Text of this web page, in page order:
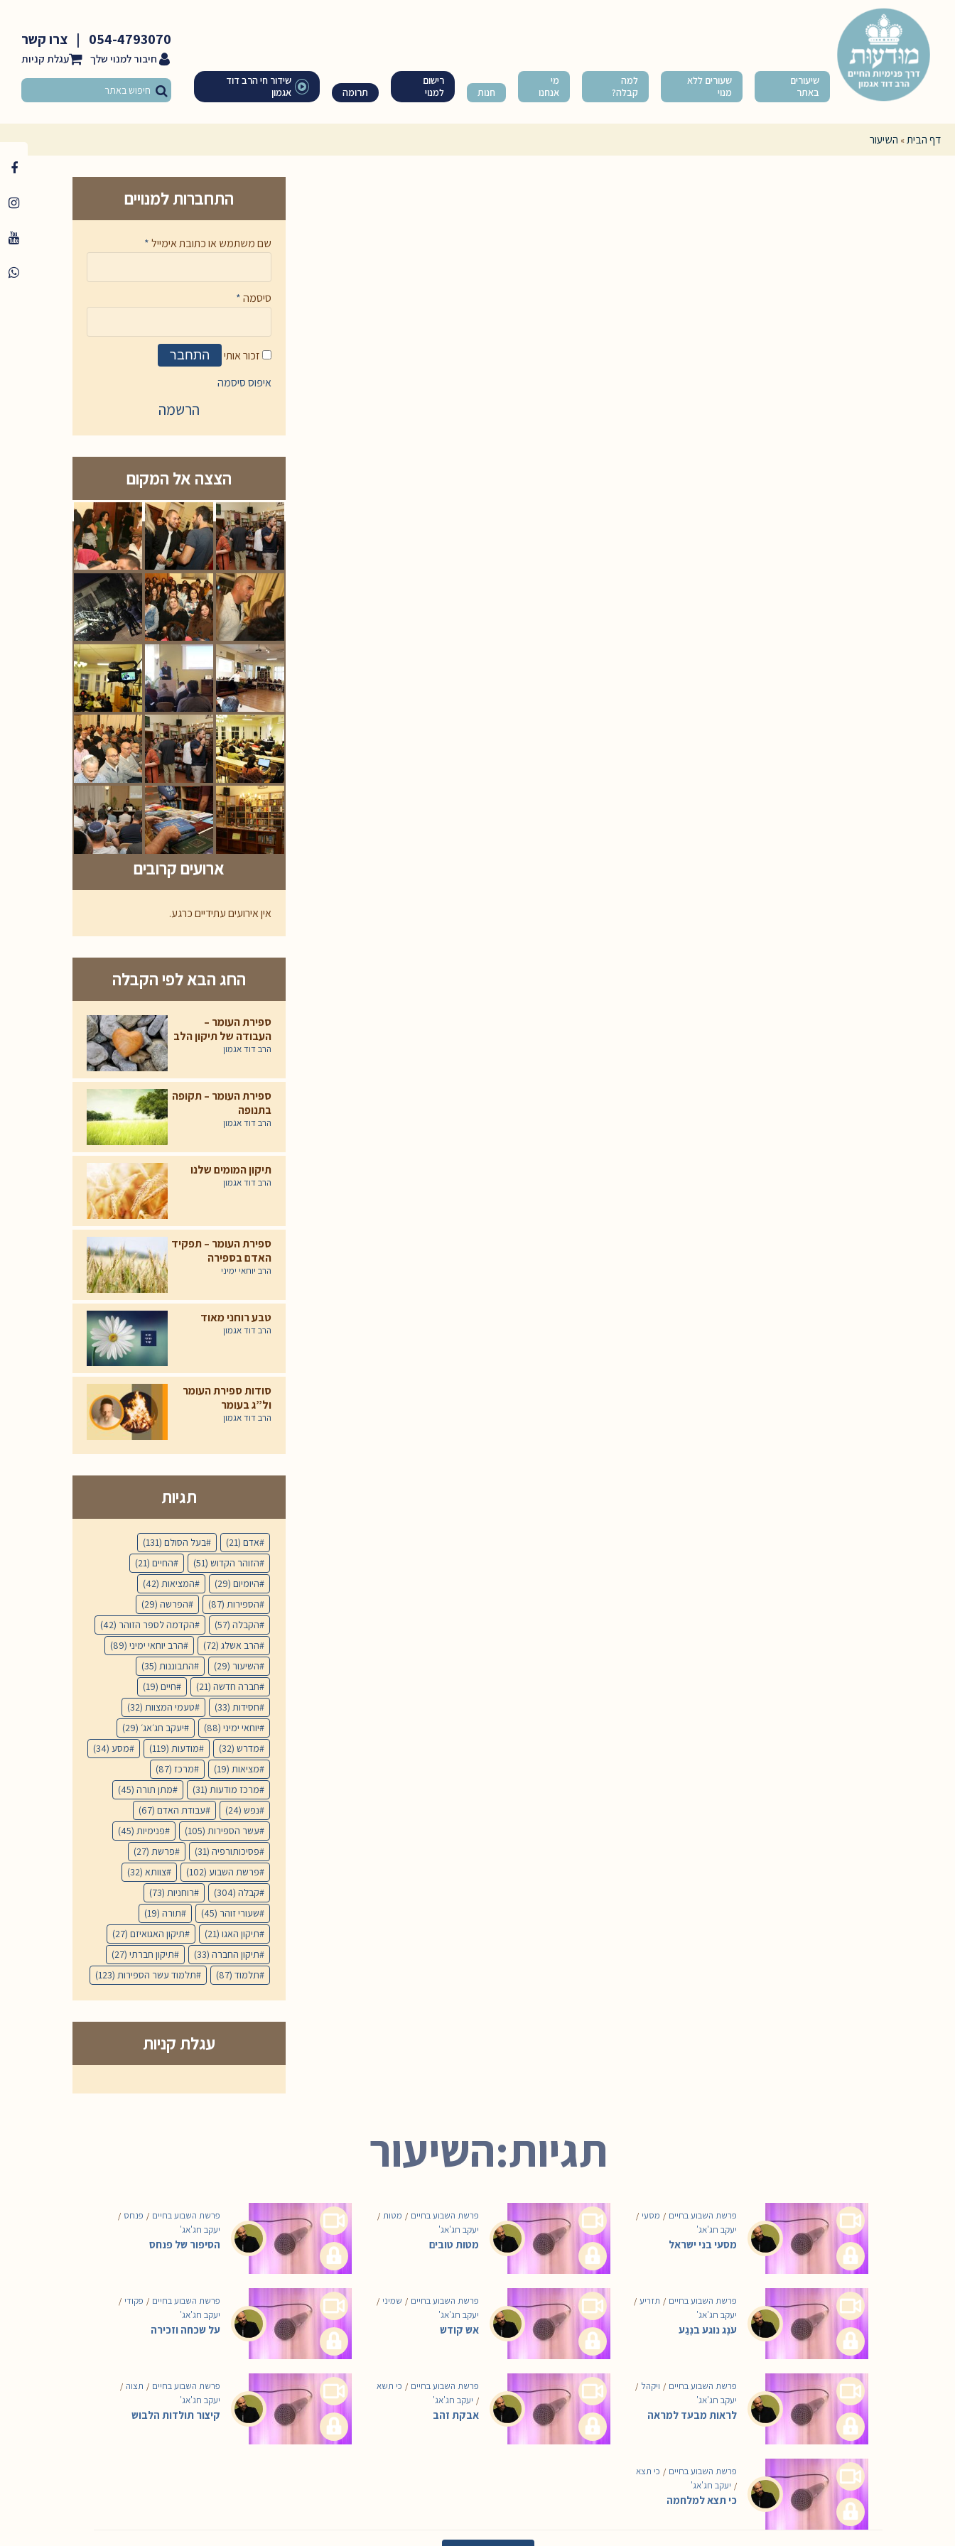
שיעורים
באתר
שעורים ללא
מנוי
למה
קבלה?
מי
אנחנו
חנות
רישום
למנוי
תרומה
שידור חי הרב דוד
אגמון
054-4793070
| צרו קשר
חיבור למנוי שלך
דף הבית» השיעור
התחברות למנויים
שם משתמש או כתובת אימייל*
סיסמה*
זכור אותי התחבר
איפוס סיסמה
הרשמה
הצצה אל המקום
ארועים קרובים
אין אירועים עתידיים כרגע.
החג הבא לפי הקבלה
ספירת העומר –
העבודה של תיקון הלב
הרב דוד אגמון
ספירת העומר – תקופה
בתנופה
הרב דוד אגמון
תיקון המומים שלנו
הרב דוד אגמון
ספירת העומר – תפקיד
האדם בספירה
הרב יוחאי ימיני
טבע רוחני מאוד
הרב דוד אגמון
סודות ספירת העומר
ול”ג בעומר
הרב דוד אגמון
תגיות
אדם (21) בעל הסולם (131)
הזוהר הקדוש (51) החיים (21)
היומיום (29) המציאות (42)
הספירות (87) הפרשה (29)
הקבלה (57) הקדמה לספר הזוהר (42)
הרב אשלג (72) הרב יוחאי ימיני (89)
השיעור (29) התבוננות (35)
חברה חדשה (21) חיים (19)
חסידות (33) טעמי המצוות (32)
יוחאי ימיני (88) יעקב חג׳אג׳ (29)
מדרש (32) מודעות (119) מסע (34)
מציאות (19) מרכז (87)
מרכז מודעות (31) מתן תורה (45)
נפש (24) עבודת האדם (67)
עשר הספירות (105) פנימיות (45)
פסיכותורפיה (31) פרשת (27)
פרשת השבוע (102) צוותא (32)
קבלה (304) רוחניות (73)
שעורי זוהר (45) תורה (19)
תיקון האגו (21) תיקון האגואיזם (27)
תיקון החברה (33) תיקון חברתי (27)
תלמוד (87) תלמוד עשר הספירות (123)
עגלת קניות
תגיות:השיעור
פרשת השבוע בחיים / מסעי /
יעקב חג'אג'
מסעי בני ישראל
פרשת השבוע בחיים / מטות /
יעקב חג'אג'
מטות טובים
פרשת השבוע בחיים / פנחס /
יעקב חג'אג'
הסיפור של פנחס
פרשת השבוע בחיים / תזריע /
יעקב חג'אג'
עֹנֶג נוגע בנֶגַע
פרשת השבוע בחיים / שמיני /
יעקב חג'אג'
אש קודש
פרשת השבוע בחיים / פקודי /
יעקב חג'אג'
על שכחה וזכירה
פרשת השבוע בחיים / ויקהל /
יעקב חג'אג'
לראות מבעד למראה
פרשת השבוע בחיים / כי תשא
/ יעקב חג'אג'
אבקת זהב
פרשת השבוע בחיים / תצוה /
יעקב חג'אג'
קיצור תולדות הלבוש
פרשת השבוע בחיים / כי תצא
/ יעקב חג'אג'
כי תצא למלחמה